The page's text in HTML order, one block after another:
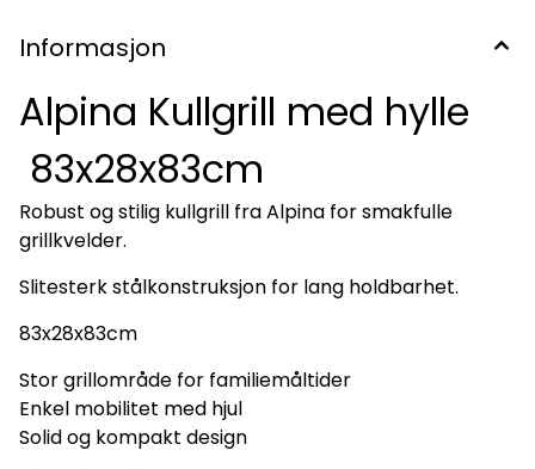
Informasjon
Alpina Kullgrill med hylle
83x28x83cm
Robust og stilig kullgrill fra Alpina for smakfulle
grillkvelder.
Slitesterk stålkonstruksjon for lang holdbarhet.
83x28x83cm
Stor grillområde for familiemåltider
Enkel mobilitet med hjul
Solid og kompakt design